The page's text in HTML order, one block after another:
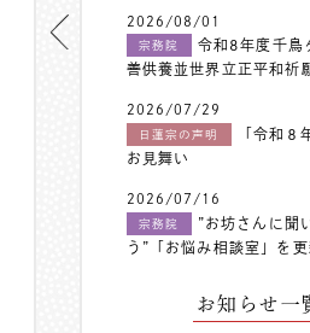
2026/08/01
宗務院
令和8年度千鳥
善供養並世界立正平和祈
2026/07/29
日蓮宗の声明
「令和８
お見舞い
2026/07/16
宗務院
”お坊さんに聞
う”「お悩み相談室」を更
お知らせ一